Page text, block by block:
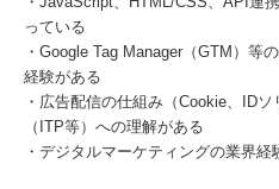
っている
・Google Tag Manager（GTM）等
経験がある
・広告配信の仕組み（Cookie、ID
（ITP等）への理解がある
・デジタルマーケティングの業界経